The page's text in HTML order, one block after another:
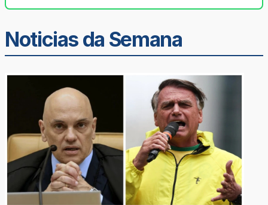
Noticias da Semana